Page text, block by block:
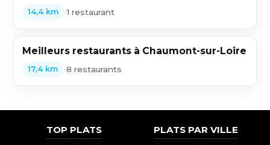
14,4 km •1 restaurant
Meilleurs restaurants à Chaumont-sur-Loire
17,4 km •8 restaurants
TOP PLATS PLATS PAR VILLE